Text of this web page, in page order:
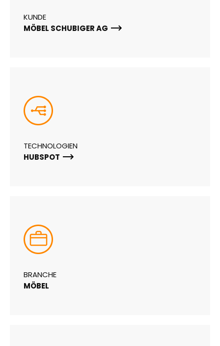
KUNDE
MÖBEL SCHUBIGER AG
TECHNOLOGIEN
HUBSPOT
BRANCHE
MÖBEL